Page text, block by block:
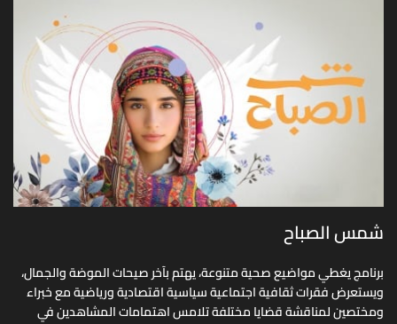
شمس الصباح
برنامج يغطي مواضيع صحية متنوعة، يهتم بآخر صيحات الموضة والجمال،
ويستعرض فقرات ثقافية اجتماعية سياسية اقتصادية ورياضية مع خبراء
ومختصين لمناقشة قضايا مختلفة تلامس اهتمامات المشاهدين في